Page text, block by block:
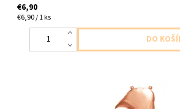
€6,90
€6,90 / 1 ks
foliove cislo ,,1,, ruzovo zlata 1ks v baleni